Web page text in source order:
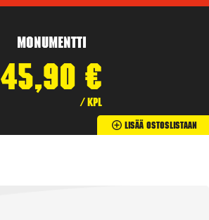
Monumentti
45,90 €
/ kpl
Lisää Ostoslistaan